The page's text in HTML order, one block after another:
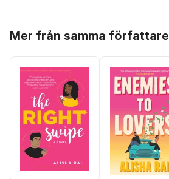
Mer från samma författare